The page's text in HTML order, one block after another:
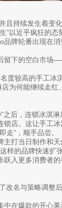
且持续发生着变化
”以近乎疯狂的
牌轮番出现在
留下的空白市场
度较高的手工冰
为何能继续走
之后，连锁冰淇
锁店。这让手工
走”，顺手品尝。
打当日制作和
样的品牌快速扩
入更多消费者的
改名与策略调整
在爆款的开心